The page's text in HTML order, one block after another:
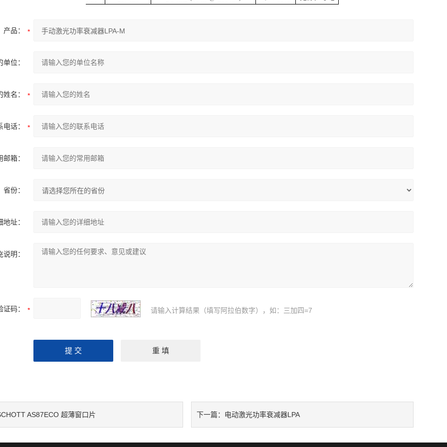
产品：
单位：
姓名：
电话：
邮箱：
省份：
地址：
说明：
证码： 请输入计算结果（填写阿拉伯数字），如：三加四=7
AS87ECO 超薄窗口片 下一篇： 电动激光功率衰减器LPA